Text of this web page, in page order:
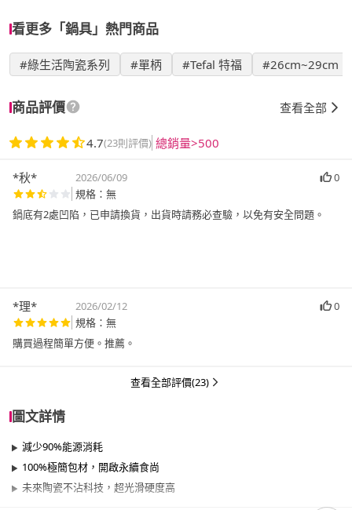
看更多「鍋具」熱門商品
#綠生活陶瓷系列 #單柄 #Tefal 特福 #26cm~29cm
商品評價 查看全部
4.7(23則評價) 總銷量>500
*秋* 2026/06/09
0
規格：無
鍋底有2處凹陷，已申請換貨，出貨時請務必查驗，以免有安全問題。
*理* 2026/02/12
0
規格：無
購買過程簡單方便。推薦。
查看全部評價(23)
圖文詳情
減少90%能源消耗
100%極簡包材，開啟永續食尚
未來陶瓷不沾科技，超光滑硬度高